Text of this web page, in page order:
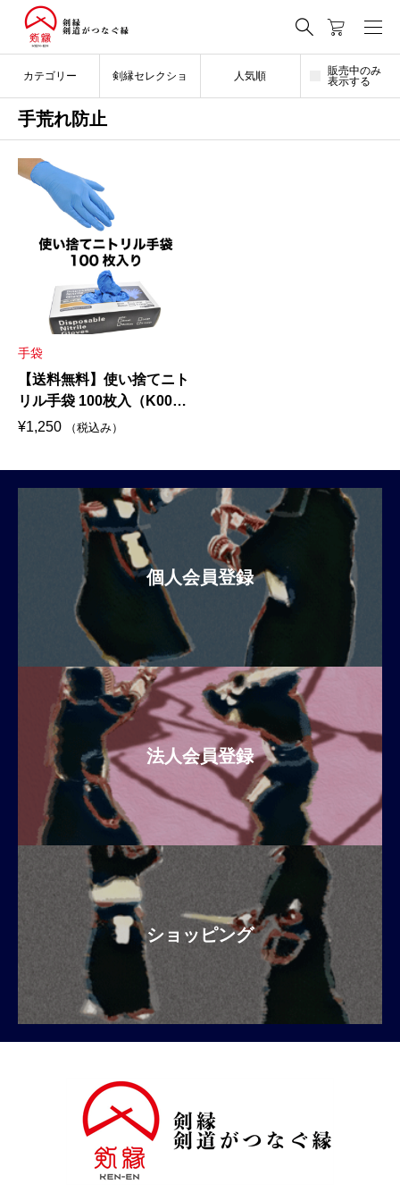
カテゴリー 剣縁セレクショ 人気順
販売中のみ
表示する
手荒れ防止
手袋
【送料無料】使い捨てニト
リル手袋 100枚入（K000-
0009）
¥1,250 （税込み）
個人会員登録
法人会員登録
ショッピング